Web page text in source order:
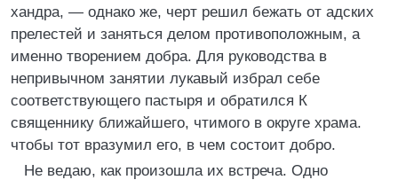
хандра, — однако же, черт решил бежать от адских
прелестей и заняться делом противоположным, а
именно творением добра. Для руководства в
непривычном занятии лукавый избрал себе
соответствующего пастыря и обратился К
священнику ближайшего, чтимого в округе храма.
чтобы тот вразумил его, в чем состоит добро.
Не ведаю, как произошла их встреча. Одно